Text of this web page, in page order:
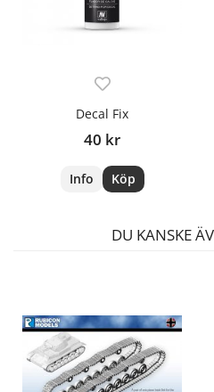
Decal Fix
40 kr
Info Köp
DU KANSKE